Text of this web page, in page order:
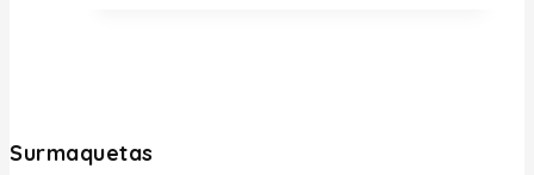
Surmaquetas